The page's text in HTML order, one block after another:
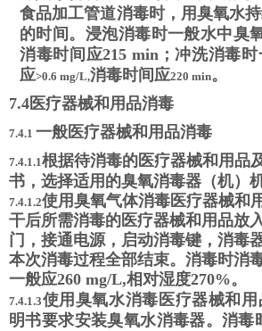
食品加工管道消毒时，用臭氧水
的时间。浸泡消毒时一般水中臭
消毒时间应215 min； 冲洗消毒
应>0.6 mg/L,消毒时间应220 min。
7.4医疗器械和用品消毒
7.4.1 一般医疗器械和用品消毒
7.4.1.1根据待消毒的医疗器械和用品
书，选择适用的臭氧消毒器（机）机
7.4.1.2使用臭氧气体消毒医疗器械和
干后所需消毒的医疗器械和用品放
门，接通电源，启动消毒键，消毒
本次消毒过程全部结束。消毒时消
一般应260 mg/L,相对湿度270%。
7.4.1.3使用臭氧水消毒医疗器械和
明书要求安装臭氧水消毒器。消毒